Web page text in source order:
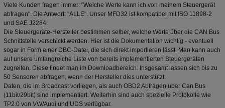
Viele Kunden fragen immer: "Welche Werte kann ich von meinem Steuergerät
abfragen". Die Antwort: "ALLE". Unser MFD32 ist kompatibel mit ISO 11898-2
und SAE J2284.
Die Steuergeräte-Hersteller bestimmen selber, welche Werte über die CAN Bus
Schnittstelle verschickt werden. Hier ist die Dokumentation wichtig - eventuell
sogar in Form einer DBC-Datei, die sich direkt importieren lässt. Man kann auch
auf unsere umfangreiche Liste von bereits implementierten Steuergeräten
zugreifen. Diese findet man im Downloadbereich. Insgesamt lassen sich bis zu
50 Sensoren abfragen, wenn der Hersteller dies unterstützt.
Daten, die im Broadcast vorliegen, als auch OBD2 Abfragen über Can Bus
(11bit/29bit) sind implementiert. Weiterhin sind auch spezielle Protokolle wie
TP2.0 von VW/Audi und UDS verfügbar.